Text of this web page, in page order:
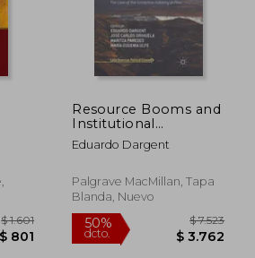
45%
Resource Booms and
Institutional
Pathways: The Case
of the Extractive
Inglés)
Eduardo Dargent
Palgrave MacMillan, Tapa
Blanda, Nuevo